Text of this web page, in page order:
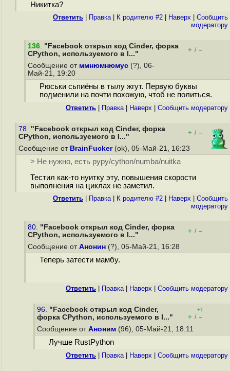
Никитка?
Ответить Правка| К родителю #2 Наверх
Cообщить
модератору
136. "Facebook открыл код Cinder, форка
CPython, используемого в I..."
+ / –
Сообщение от ммнюмнюмус (?), 06-
Май-21, 19:20
Рюськи сьпиёны в тылу жгут. Первую буквы
подменили на почти похожую, чтоб не политься.
Ответить Правка| Наверх Cообщить модератору
78. "Facebook открыл код Cinder, форка
CPython, используемого в I..."
+ / –
Сообщение от BrainFucker(ok), 05-Май-21, 16:23
> Не нужно, есть pypy/cython/numba/nuitka
Тестил как-то нуитку эту, повышения скорости
выполнения на циклах не заметил.
Ответить Правка| К родителю #2 Наверх
Cообщить
модератору
80. "Facebook открыл код Cinder, форка
CPython, используемого в I..."
+ / –
Сообщение от Анонин (?), 05-Май-21, 16:28
Теперь затести мамбу.
Ответить Правка| Наверх Cообщить модератору
96. "Facebook открыл код Cinder,
форка CPython, используемого в I..."
+1
+ / –
Сообщение от Аноним (96), 05-Май-21, 18:11
Лучше RustPython
Ответить Правка| Наверх Cообщить модератору